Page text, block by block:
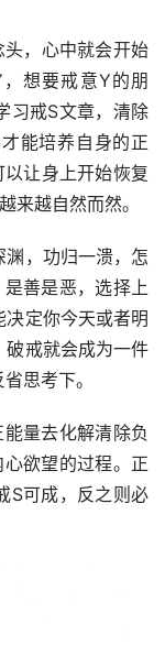
，心中就会开始
想要戒意Y的朋
习戒S文章，清除
能培养自身的正
让身上开始恢复
来越自然而然。
，功归一溃，怎
善是恶，选择上
定你今天或者明
破戒就会成为一件
思考下。
量去化解清除负
欲望的过程。正
S可成，反之则必